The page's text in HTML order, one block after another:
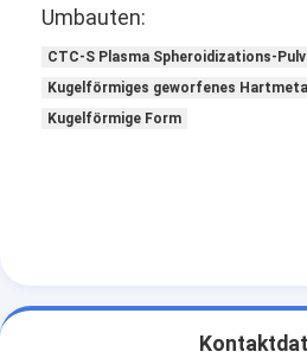
Umbauten:
CTC-S Plasma Spheroidizations-
Kugelförmiges geworfenes
Kugelförmige Form